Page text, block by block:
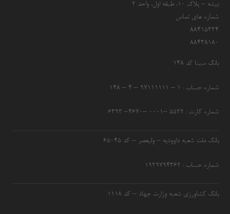
بیشه – پلاک 10، طبقه اول، واحد 2
شماره های تماس
۸۸۴۱۵۳۳۴
۸۸۴۳۸۱۸۰
بانک سینا کد ۱۴۸
شماره حساب : ۱ – ۹۷۱۱۱۱۱۱ – ۴ – ۱۴۸
شماره کارت : ۵۵۲۲ –۰۰۰۱ –۴۶۷۰– ۶۳۹۳
بانک ملت شعبه داوودیه – ولیعصر – کد ۶۵۰۴۵
شماره حساب : ۱۹۲۹۷۹۴۳۶۲
بانک کشاورزی شعبه وزارت جهاد – کد 1118